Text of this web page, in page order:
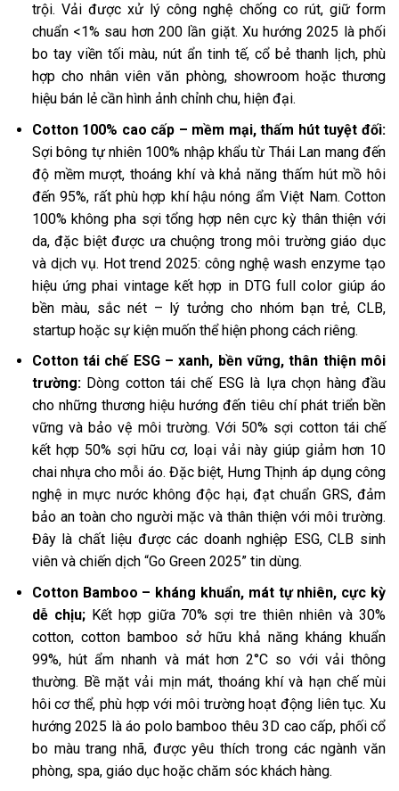
trội. Vải được xử lý công nghệ chống co rút, giữ form
chuẩn <1% sau hơn 200 lần giặt. Xu hướng 2025 là phối
bo tay viền tối màu, nút ẩn tinh tế, cổ bẻ thanh lịch, phù
hợp cho nhân viên văn phòng, showroom hoặc thương
hiệu bán lẻ cần hình ảnh chỉnh chu, hiện đại.
Cotton 100% cao cấp – mềm mại, thấm hút tuyệt đối:
Sợi bông tự nhiên 100% nhập khẩu từ Thái Lan mang đến
độ mềm mượt, thoáng khí và khả năng thấm hút mồ hôi
đến 95%, rất phù hợp khí hậu nóng ẩm Việt Nam. Cotton
100% không pha sợi tổng hợp nên cực kỳ thân thiện với
da, đặc biệt được ưa chuộng trong môi trường giáo dục
và dịch vụ. Hot trend 2025: công nghệ wash enzyme tạo
hiệu ứng phai vintage kết hợp in DTG full color giúp áo
bền màu, sắc nét – lý tưởng cho nhóm bạn trẻ, CLB,
startup hoặc sự kiện muốn thể hiện phong cách riêng.
Cotton tái chế ESG – xanh, bền vững, thân thiện môi
trường: Dòng cotton tái chế ESG là lựa chọn hàng đầu
cho những thương hiệu hướng đến tiêu chí phát triển bền
vững và bảo vệ môi trường. Với 50% sợi cotton tái chế
kết hợp 50% sợi hữu cơ, loại vải này giúp giảm hơn 10
chai nhựa cho mỗi áo. Đặc biệt, Hưng Thịnh áp dụng công
nghệ in mực nước không độc hại, đạt chuẩn GRS, đảm
bảo an toàn cho người mặc và thân thiện với môi trường.
Đây là chất liệu được các doanh nghiệp ESG, CLB sinh
viên và chiến dịch “Go Green 2025” tin dùng.
Cotton Bamboo – kháng khuẩn, mát tự nhiên, cực kỳ
dễ chịu; Kết hợp giữa 70% sợi tre thiên nhiên và 30%
cotton, cotton bamboo sở hữu khả năng kháng khuẩn
99%, hút ẩm nhanh và mát hơn 2°C so với vải thông
thường. Bề mặt vải mịn mát, thoáng khí và hạn chế mùi
hôi cơ thể, phù hợp với môi trường hoạt động liên tục. Xu
hướng 2025 là áo polo bamboo thêu 3D cao cấp, phối cổ
bo màu trang nhã, được yêu thích trong các ngành văn
phòng, spa, giáo dục hoặc chăm sóc khách hàng.